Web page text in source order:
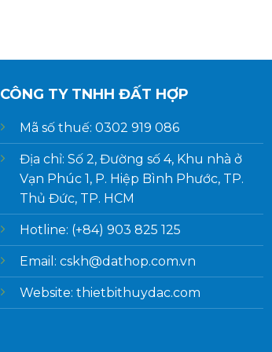
CÔNG TY TNHH ĐẤT HỢP
Mã số thuế: 0302 919 086
Địa chỉ: Số 2, Đường số 4, Khu nhà ở
Vạn Phúc 1, P. Hiệp Bình Phước, TP.
Thủ Đức, TP. HCM
Hotline: (+84) 903 825 125
Email: cskh@dathop.com.vn
Website: thietbithuydac.com